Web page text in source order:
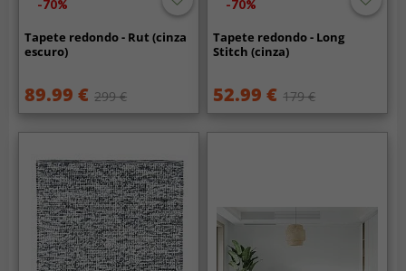
-70%
Tapete redondo - Rut (cinza
escuro)
89.99 € 299 €
-70%
Tapete redondo - Long
Stitch (cinza)
52.99 € 179 €